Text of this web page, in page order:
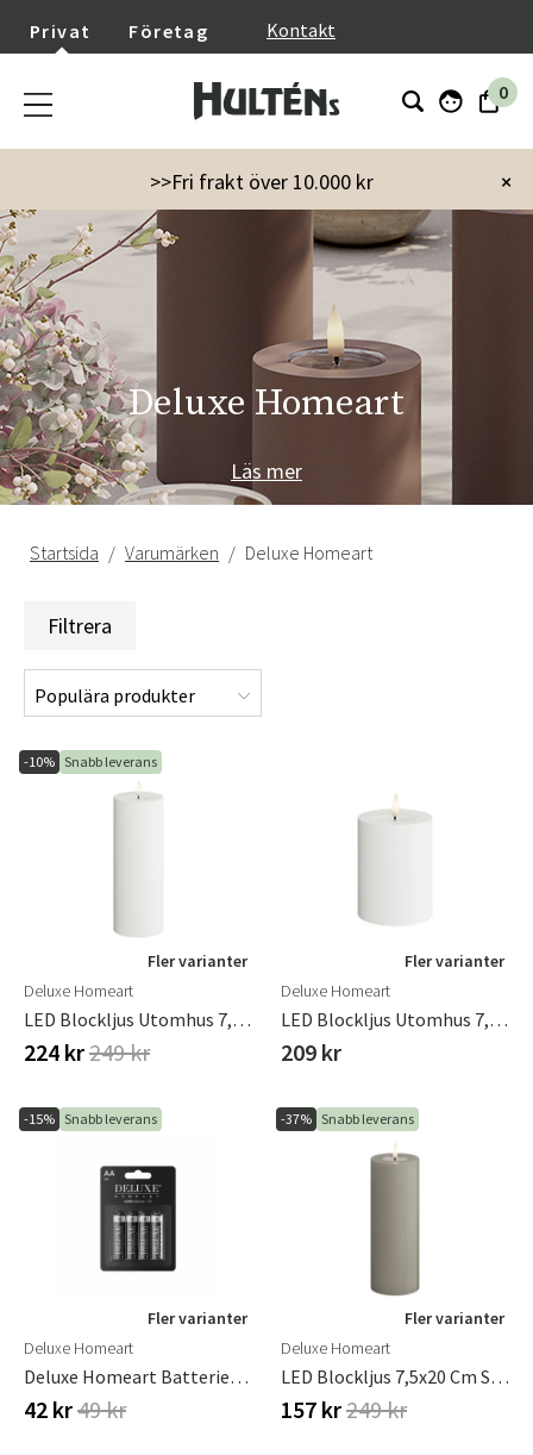
Privat Företag Kontakt
0
×
>>Fri frakt över 10.000 kr
Deluxe Homeart
Läs mer
Startsida Varumärken Deluxe Homeart
Filtrera
-10% Snabb leverans
Fler varianter
Deluxe Homeart
LED Blockljus Utomhus 7,5x20 Cm Vit
224 kr249 kr
Fler varianter
Deluxe Homeart
LED Blockljus Utomhus 7,5x10 Cm Vit
209 kr
-15% Snabb leverans
Fler varianter
Deluxe Homeart
Deluxe Homeart Batterier 1.5V 4-Pack
42 kr49 kr
-37% Snabb leverans
Fler varianter
Deluxe Homeart
LED Blockljus 7,5x20 Cm Sand
157 kr249 kr